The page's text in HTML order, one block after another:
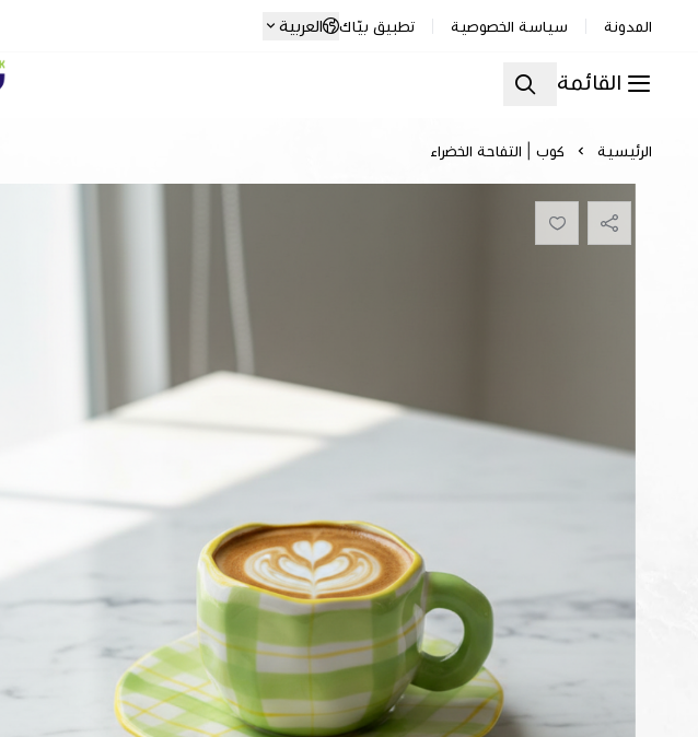
المدونة سياسة الخصوصية تطبيق بيّاك العربية
القائمة
الرئيسية كوب | التفاحة الخضراء